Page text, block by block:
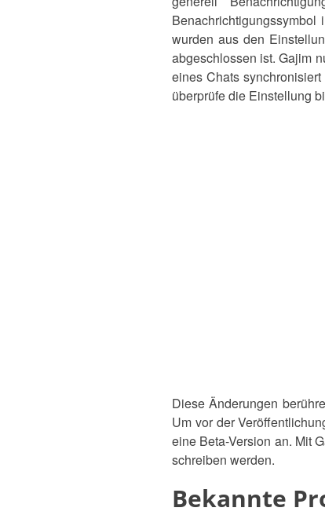
Benachrichtigungssymbol
wurden aus den
abgeschlossen ist. Gajim
eines Chats
überprüfe die Einstellung
Diese Änderungen
Um vor der
eine Beta-Version an. Mit
schreiben werden.
Bekannte